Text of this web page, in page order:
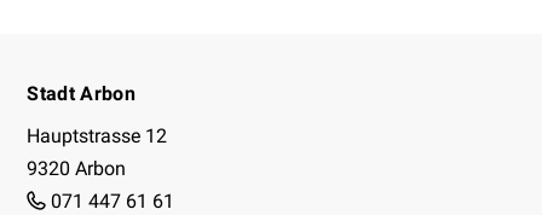
Stadt Arbon
Hauptstrasse 12
9320 Arbon
071 447 61 61